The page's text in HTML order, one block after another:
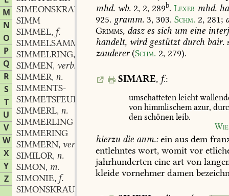
M
N
O
P
Q
R
S
T
U
V
W
X
Y
Z
SIMEONSKRAUT
n.
SIMM
SIMMEL, f.
SIMMELSAMMELSURIUM, n.
SIMMELRING,
SIMMEN, verb.
SIMMER, n.
SIMMENTS-
SIMMETSFEUER
SIMMERL, n.
SIMMERLING
SIMMERING
SIMMERN, verb.
SIMILOR, n.
SIMON, m.
SIMONIE, f.
SIMONSKRAUT
mhd. wb. 2, 2, 289b. Lexer mhd.
925. gramm. 3, 303. Schm. 2, 281;
Grimms, daszes sich um eine
handelt, wirdgestütztdurch bair.
zauderer(Schm. 2, 279).
SIMARE, f.:
umschatteten leicht
von himmlischemazur,
den schönen leib.
hierzu die anm.:ein aus dem
entlehntes wort, womit vor
jahrhunderten eine art von
kleide vornehmer damen